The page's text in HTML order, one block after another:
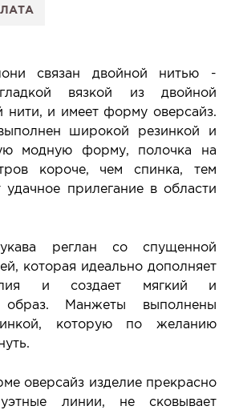
и отправьте заявку.
и ни к чему не обязывает: Вы
и уже на месте решаете,
в удобное для Вас время -
связан двойной нитью -
вязкой из двойной
нити, и имеет форму оверсайз.
широкой резинкой и
модную форму, полочка на
короче, чем спинка, тем
удачное прилегание в области
реглан со спущенной
которая идеально дополняет
и создает мягкий и
образ. Манжеты выполнены
которую по желанию
оверсайз изделие прекрасно
линии, не сковывает